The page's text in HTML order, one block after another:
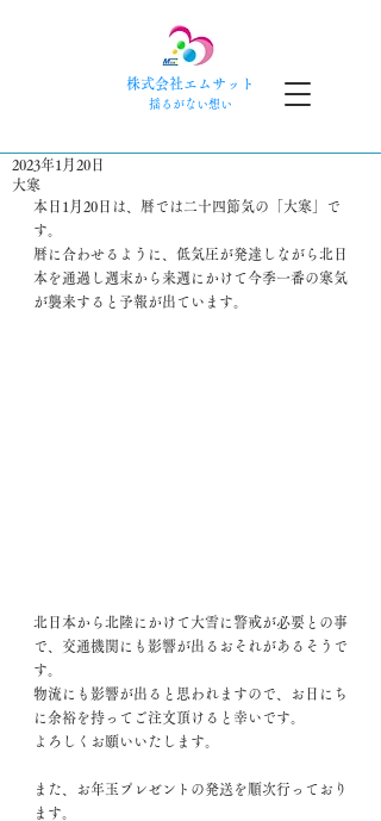
株式会社エムサット
​揺るがない想い
大寒
2023年1月20日
本日1月20日は、暦では二十四節気の「大寒」で
す。
暦に合わせるように、低気圧が発達しながら北日
本を通過し週末から来週にかけて今季一番の寒気
が襲来すると予報が出ています。
北日本から北陸にかけて大雪に警戒が必要との事
で、交通機関にも影響が出るおそれがあるそうで
す。
物流にも影響が出ると思われますので、お日にち
に余裕を持ってご注文頂けると幸いです。
よろしくお願いいたします。
また、お年玉プレゼントの発送を順次行っており
ます。